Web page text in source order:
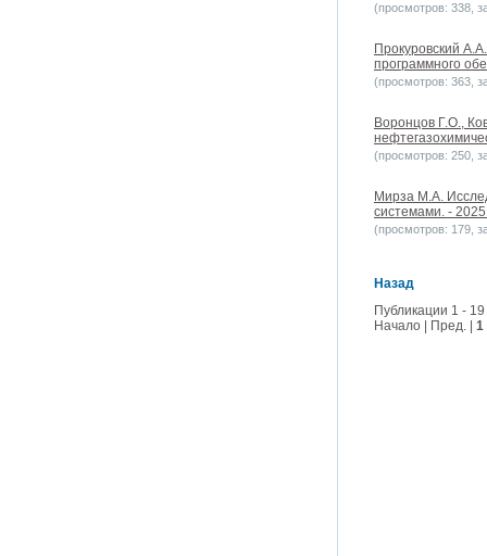
(просмотров: 338,
Прокуровский
программного
(просмотров: 363,
Воронцов Г.О.,
(просмотров: 250,
Мирза М.А.
системами. -
(просмотров: 179,
Назад
Публикации 1 -
Начало | Пред. | 1